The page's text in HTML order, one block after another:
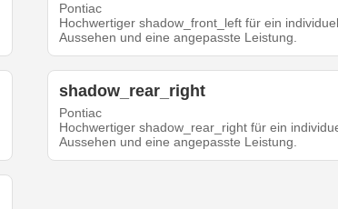
Pontiac
Hochwertiger shadow_front_left für ein
Aussehen und eine angepasste Leistung.
shadow_rear_right
Pontiac
Hochwertiger shadow_rear_right für ein
Aussehen und eine angepasste Leistung.